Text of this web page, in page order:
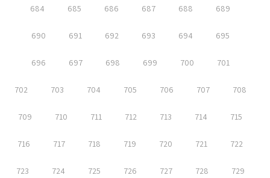
684 685 686 687 688 689
690 691 692 693 694 695
696 697 698 699 700 701
702 703 704 705 706 707 708
709 710 711 712 713 714 715
716 717 718 719 720 721 722
723 724 725 726 727 728 729